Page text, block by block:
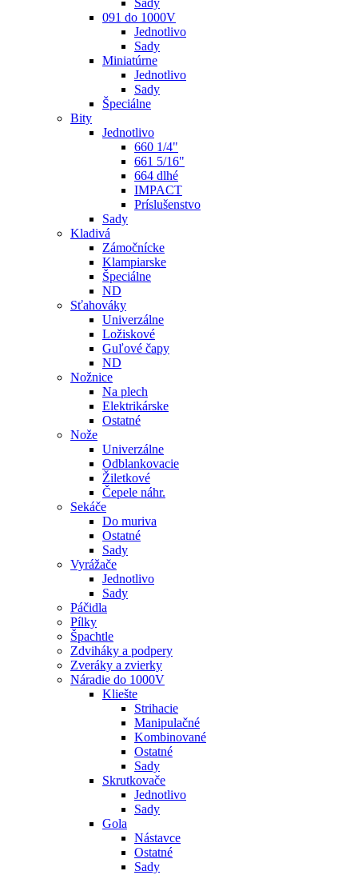
Sady
091 do 1000V
Jednotlivo
Sady
Miniatúrne
Jednotlivo
Sady
Špeciálne
Bity
Jednotlivo
660 1/4"
661 5/16"
664 dlhé
IMPACT
Príslušenstvo
Sady
Kladivá
Zámočnícke
Klampiarske
Špeciálne
ND
Sťahováky
Univerzálne
Ložiskové
Guľové čapy
ND
Nožnice
Na plech
Elektrikárske
Ostatné
Nože
Univerzálne
Odblankovacie
Žiletkové
Čepele náhr.
Sekáče
Do muriva
Ostatné
Sady
Vyrážače
Jednotlivo
Sady
Páčidla
Pílky
Špachtle
Zdviháky a podpery
Zveráky a zvierky
Náradie do 1000V
Kliešte
Strihacie
Manipulačné
Kombinované
Ostatné
Sady
Skrutkovače
Jednotlivo
Sady
Gola
Nástavce
Ostatné
Sady